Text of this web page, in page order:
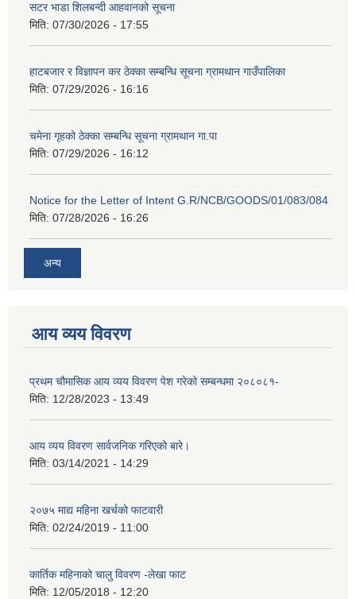
सटर भाडा शिलबन्दी आहवानको सूचना
मिति: 07/30/2026 - 17:55
हाटबजार र विज्ञापन कर ठेक्का सम्बन्धि सूचना ग्रामथान गाउँपालिका
मिति: 07/29/2026 - 16:16
चमेना गृहको ठेक्का सम्बन्धि सूचना ग्रामथान गा.पा
मिति: 07/29/2026 - 16:12
Notice for the Letter of Intent G.R/NCB/GOODS/01/083/084
मिति: 07/28/2026 - 16:26
अन्य
आय व्यय विवरण
प्रथम चौमासिक आय व्यय विवरण पेश गरेको सम्बन्धमा २०८०८१-
मिति: 12/28/2023 - 13:49
आय व्यय विवरण सार्वजनिक गरिएको बारे।
मिति: 03/14/2021 - 14:29
२०७५ माद्य महिना खर्चको फाटवारी
मिति: 02/24/2019 - 11:00
कार्तिक महिनाको चालु विवरण -लेखा फाट
मिति: 12/05/2018 - 12:20